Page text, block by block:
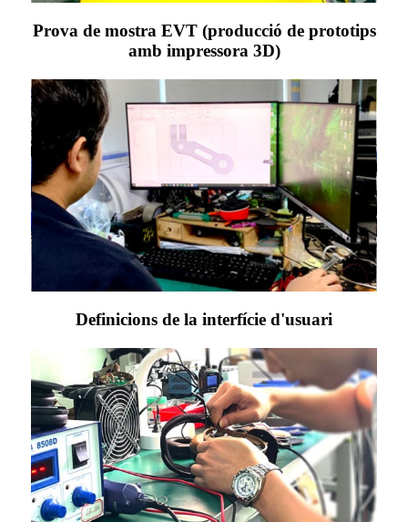
Prova de mostra EVT (producció de prototips
amb impressora 3D)
Definicions de la interfície d'usuari